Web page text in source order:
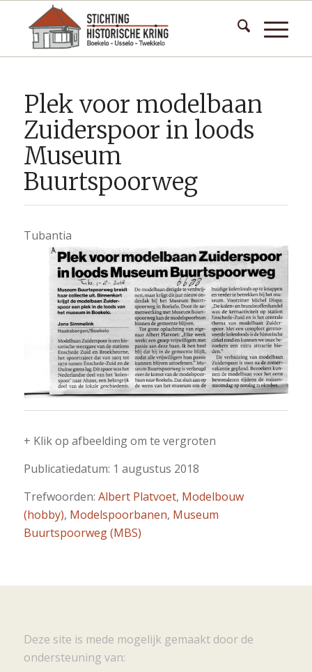
Plek voor modelbaan
Zuiderspoor in loods
Museum
Buurtspoorweg
Tubantia
+ Klik op afbeelding om te vergroten
Publicatiedatum: 1 augustus 2018
Trefwoorden: Albert Platvoet, Modelbouw
(hobby), Modelspoorbanen, Museum
Buurtspoorweg (MBS)
Deze site is mede mogelijk gemaakt door de
ondersteuning van: